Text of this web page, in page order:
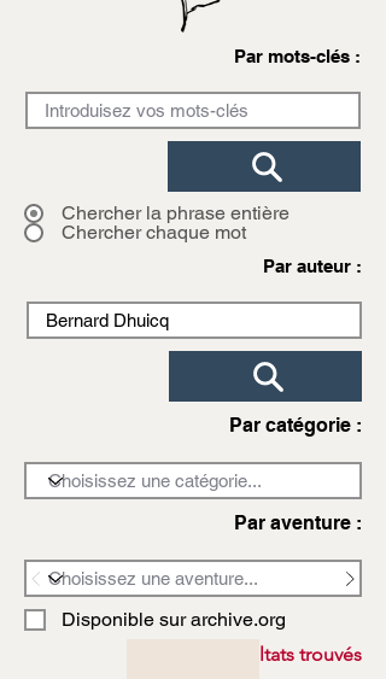
Par mots-clés :
Chercher la phrase entière
Chercher chaque mot
Par auteur :
Par catégorie :
Par aventure :
Disponible sur archive.org
3972 résultats trouvés